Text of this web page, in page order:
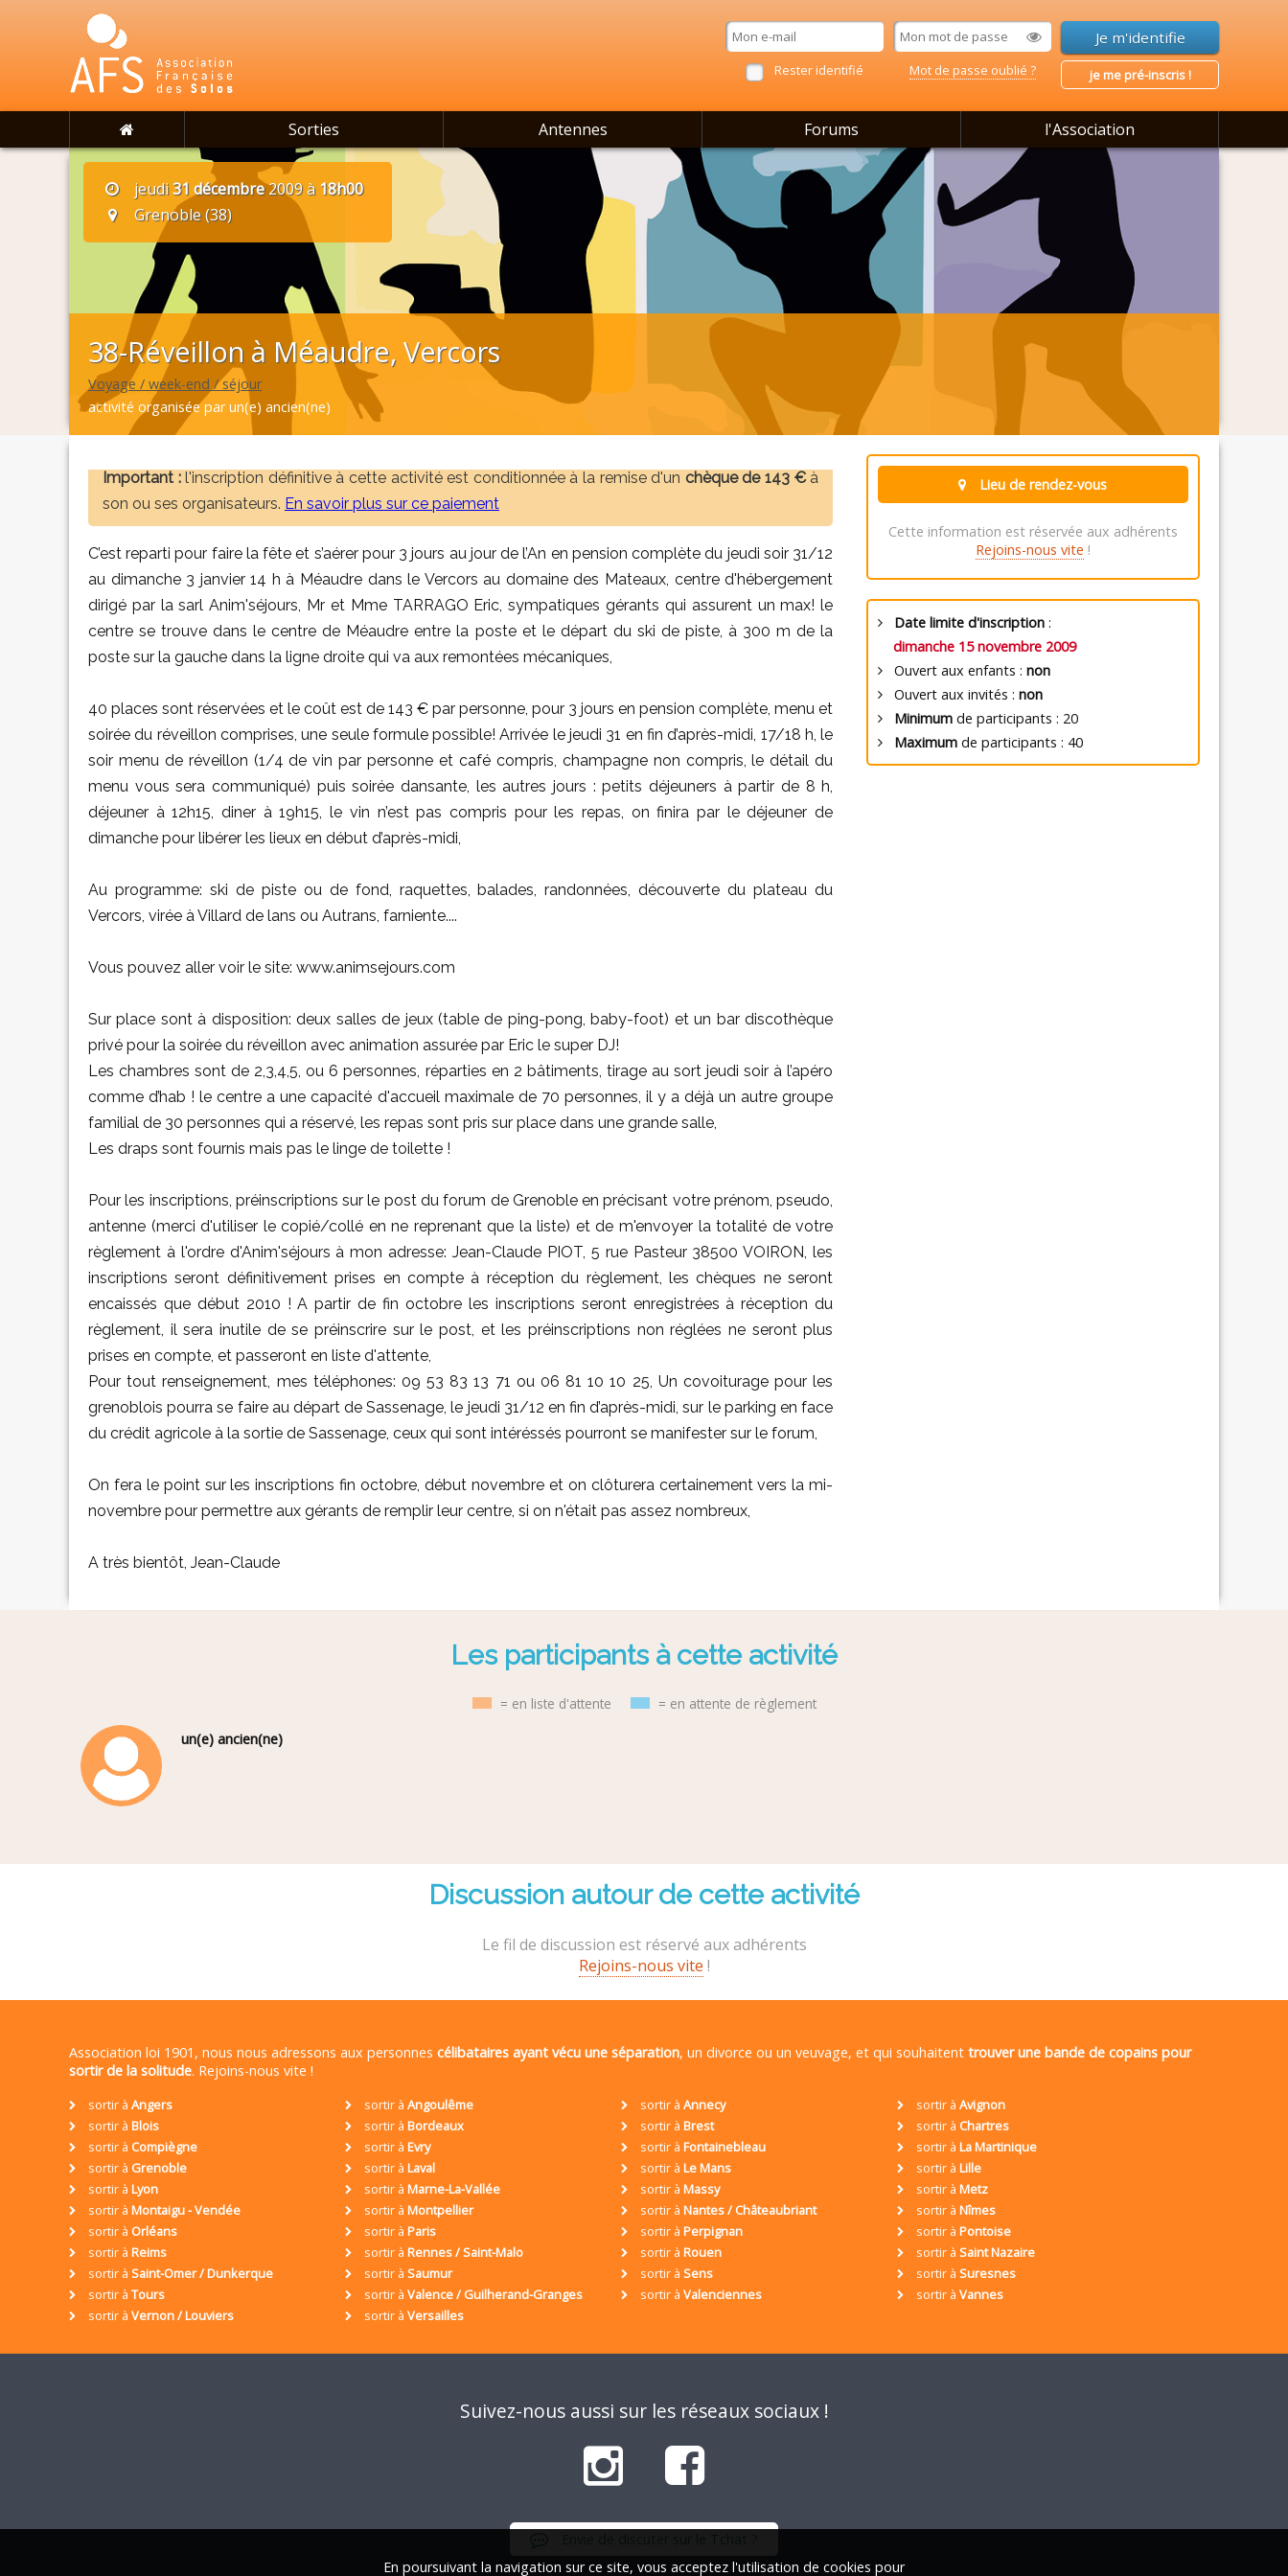
Rester identifié Mot de passe oublié ? je me pré-inscris !
Sorties Antennes Forums l'Association
jeudi31 décembre2009 à 18h00
Grenoble (38)
38-Réveillon à Méaudre, Vercors
Voyage / week-end / séjour
activité organisée par un(e) ancien(ne)
Important :l'inscription définitive à cette activité est conditionnée à la remise d'un chèque de 143 €à
son ou ses organisateurs. En savoir plus sur ce paiement
C’est reparti pour faire la fête et s’aérer pour 3 jours au jour de l’An en pension complète du jeudi soir 31/12
au dimanche 3 janvier 14 h à Méaudre dans le Vercors au domaine des Mateaux, centre d'hébergement
dirigé par la sarl Anim'séjours, Mr et Mme TARRAGO Eric, sympatiques gérants qui assurent un max! le
centre se trouve dans le centre de Méaudre entre la poste et le départ du ski de piste, à 300 m de la
poste sur la gauche dans la ligne droite qui va aux remontées mécaniques,
40 places sont réservées et le coût est de 143 € par personne, pour 3 jours en pension complète, menu et
soirée du réveillon comprises, une seule formule possible! Arrivée le jeudi 31 en fin d’après-midi, 17/18 h, le
soir menu de réveillon (1/4 de vin par personne et café compris, champagne non compris, le détail du
menu vous sera communiqué) puis soirée dansante, les autres jours : petits déjeuners à partir de 8 h,
déjeuner à 12h15, diner à 19h15, le vin n’est pas compris pour les repas, on finira par le déjeuner de
dimanche pour libérer les lieux en début d’après-midi,
Au programme: ski de piste ou de fond, raquettes, balades, randonnées, découverte du plateau du
Vercors, virée à Villard de lans ou Autrans, farniente....
Vous pouvez aller voir le site: www.animsejours.com
Sur place sont à disposition: deux salles de jeux (table de ping-pong, baby-foot) et un bar discothèque
privé pour la soirée du réveillon avec animation assurée par Eric le super DJ!
Les chambres sont de 2,3,4,5, ou 6 personnes, réparties en 2 bâtiments, tirage au sort jeudi soir à l’apéro
comme d’hab ! le centre a une capacité d'accueil maximale de 70 personnes, il y a déjà un autre groupe
familial de 30 personnes qui a réservé, les repas sont pris sur place dans une grande salle,
Les draps sont fournis mais pas le linge de toilette !
Pour les inscriptions, préinscriptions sur le post du forum de Grenoble en précisant votre prénom, pseudo,
antenne (merci d'utiliser le copié/collé en ne reprenant que la liste) et de m'envoyer la totalité de votre
règlement à l'ordre d'Anim'séjours à mon adresse: Jean-Claude PIOT, 5 rue Pasteur 38500 VOIRON, les
inscriptions seront définitivement prises en compte à réception du règlement, les chèques ne seront
encaissés que début 2010 ! A partir de fin octobre les inscriptions seront enregistrées à réception du
règlement, il sera inutile de se préinscrire sur le post, et les préinscriptions non réglées ne seront plus
prises en compte, et passeront en liste d'attente,
Pour tout renseignement, mes téléphones: 09 53 83 13 71 ou 06 81 10 10 25, Un covoiturage pour les
grenoblois pourra se faire au départ de Sassenage, le jeudi 31/12 en fin d’après-midi, sur le parking en face
du crédit agricole à la sortie de Sassenage, ceux qui sont intéréssés pourront se manifester sur le forum,
On fera le point sur les inscriptions fin octobre, début novembre et on clôturera certainement vers la mi-
novembre pour permettre aux gérants de remplir leur centre, si on n'était pas assez nombreux,
A très bientôt, Jean-Claude
Lieu de rendez-vous
Cette information est réservée aux adhérents
Rejoins-nous vite !
Date limite d'inscription:
dimanche 15 novembre 2009
Ouvert aux enfants : non
Ouvert aux invités : non
Minimumde participants : 20
Maximumde participants : 40
Les participants à cette activité
= en liste d'attente
= en attente de règlement
un(e) ancien(ne)
Discussion autour de cette activité
Le fil de discussion est réservé aux adhérents
Rejoins-nous vite !
Association loi 1901, nous nous adressons aux personnes célibataires ayant vécu une séparation, un divorce ou un veuvage, et qui souhaitent trouver une bande de copains pour
sortir de la solitude. Rejoins-nous vite !
sortir à Angers sortir à Angoulême sortir à Annecy sortir à Avignon
sortir à Blois sortir à Bordeaux sortir à Brest sortir à Chartres
sortir à Compiègne sortir à Evry sortir à Fontainebleau sortir à La Martinique
sortir à Grenoble sortir à Laval sortir à Le Mans sortir à Lille
sortir à Lyon sortir à Marne-La-Vallée sortir à Massy sortir à Metz
sortir à Montaigu - Vendée sortir à Montpellier sortir à Nantes / Châteaubriant sortir à Nîmes
sortir à Orléans sortir à Paris sortir à Perpignan sortir à Pontoise
sortir à Reims sortir à Rennes / Saint-Malo sortir à Rouen sortir à Saint Nazaire
sortir à Saint-Omer / Dunkerque sortir à Saumur sortir à Sens sortir à Suresnes
sortir à Tours sortir à Valence / Guilherand-Granges sortir à Valenciennes sortir à Vannes
sortir à Vernon / Louviers sortir à Versailles
Suivez-nous aussi sur les réseaux sociaux !
En poursuivant la navigation sur ce site, vous acceptez l'utilisation de cookies pour